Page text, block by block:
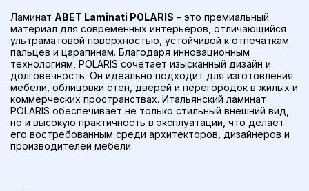
Ламинат ABET Laminati POLARIS – это премиальный
материал для современных интерьеров, отличающийся
ультраматовой поверхностью, устойчивой к отпечаткам
пальцев и царапинам. Благодаря инновационным
технологиям, POLARIS сочетает изысканный дизайн и
долговечность. Он идеально подходит для изготовления
мебели, облицовки стен, дверей и перегородок в жилых и
коммерческих пространствах. Итальянский ламинат
POLARIS обеспечивает не только стильный внешний вид,
но и высокую практичность в эксплуатации, что делает
его востребованным среди архитекторов, дизайнеров и
производителей мебели.